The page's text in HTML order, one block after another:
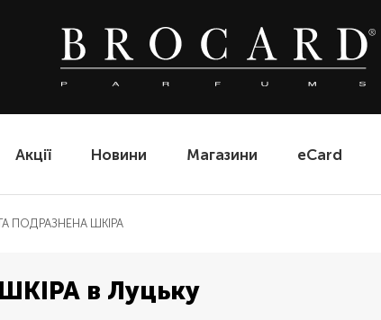
Акції Новини Магазини eCard
ПОДРАЗНЕНА ШКІРА
в Луцьку